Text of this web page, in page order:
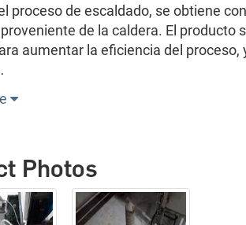
proceso de escaldado, se obtiene
de la caldera. El producto
aumentar la eficiencia del
Photos